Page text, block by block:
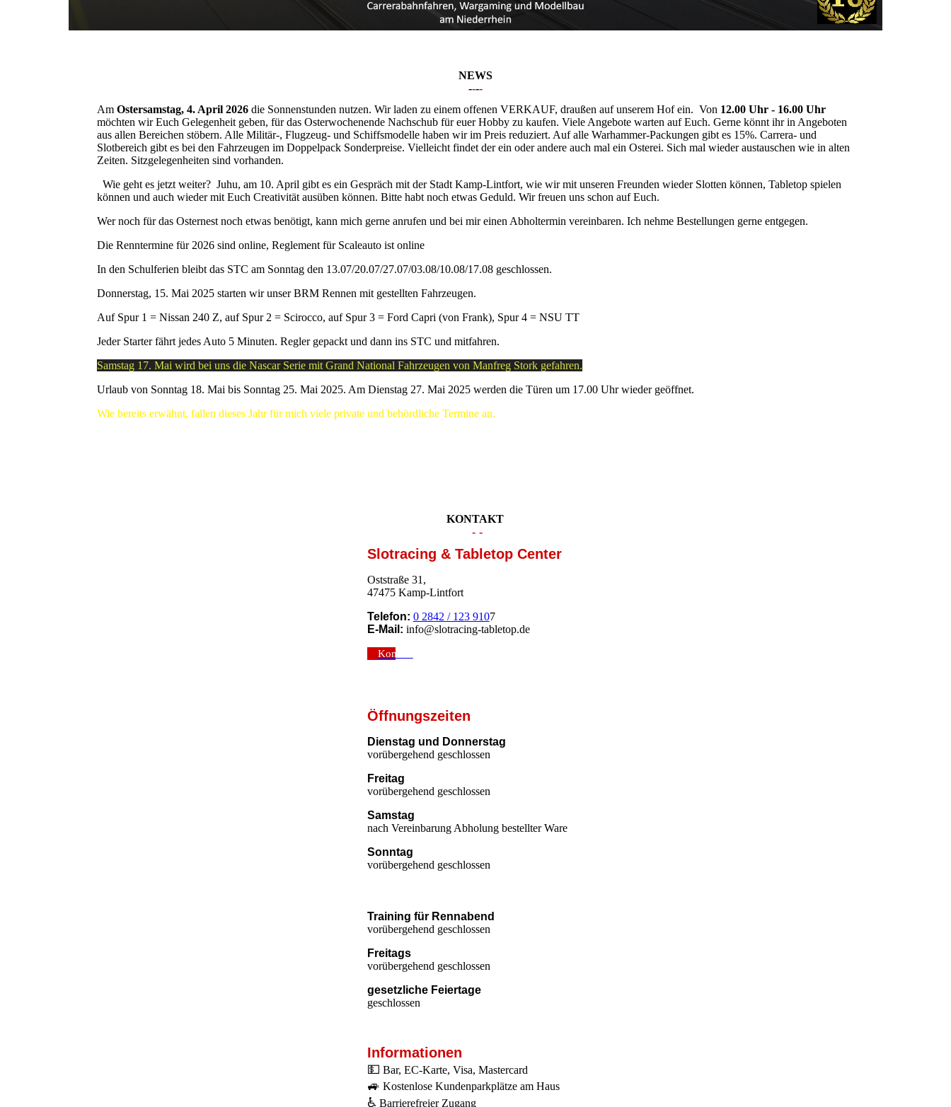
NEWS
----
Am Ostersamstag, 4. April 2026 die Sonnenstunden nutzen. Wir laden zu einem offenen VERKAUF, draußen auf unserem Hof ein. Von 12.00 Uhr - 16.00 Uhr
möchten wir Euch Gelegenheit geben, für das Osterwochenende Nachschub für euer Hobby zu kaufen. Viele Angebote warten auf Euch. Gerne könnt ihr in Angeboten
aus allen Bereichen stöbern. Alle Militär-, Flugzeug- und Schiffsmodelle haben wir im Preis reduziert. Auf alle Warhammer-Packungen gibt es 15%. Carrera- und
Slotbereich gibt es bei den Fahrzeugen im Doppelpack Sonderpreise. Vielleicht findet der ein oder andere auch mal ein Osterei. Sich mal wieder austauschen wie in alten
Zeiten. Sitzgelegenheiten sind vorhanden.
Wie geht es jetzt weiter? Juhu, am 10. April gibt es ein Gespräch mit der Stadt Kamp-Lintfort, wie wir mit unseren Freunden wieder Slotten können, Tabletop spielen
können und auch wieder mit Euch Creativität ausüben können. Bitte habt noch etwas Geduld. Wir freuen uns schon auf Euch.
Wer noch für das Osternest noch etwas benötigt, kann mich gerne anrufen und bei mir einen Abholtermin vereinbaren. Ich nehme Bestellungen gerne entgegen.
Die Renntermine für 2026 sind online, Reglement für Scaleauto ist online
In den Schulferien bleibt das STC am Sonntag den 13.07/20.07/27.07/03.08/10.08/17.08 geschlossen.
Donnerstag, 15. Mai 2025 starten wir unser BRM Rennen mit gestellten Fahrzeugen.
Auf Spur 1 = Nissan 240 Z, auf Spur 2 = Scirocco, auf Spur 3 = Ford Capri (von Frank), Spur 4 = NSU TT
Jeder Starter fährt jedes Auto 5 Minuten. Regler gepackt und dann ins STC und mitfahren.
Samstag 17. Mai wird bei uns die Nascar Serie mit Grand National Fahrzeugen von Manfreg Stork gefahren.
Urlaub von Sonntag 18. Mai bis Sonntag 25. Mai 2025. Am Dienstag 27. Mai 2025 werden die Türen um 17.00 Uhr wieder geöffnet.
Wie bereits erwähnt, fallen dieses Jahr für mich viele private und behördliche Termine an.
KONTAKT
-- -
Slotracing & Tabletop Center
Oststraße 31,
47475 Kamp-Lintfort
Telefon: 0 2842 / 123 9107
E-Mail: info@slotracing-tabletop.de
Kontakt
Öffnungszeiten
Dienstag und Donnerstag
vorübergehend geschlossen
Freitag
vorübergehend geschlossen
Samstag
nach Vereinbarung Abholung bestellter Ware
Sonntag
vorübergehend geschlossen
Training für Rennabend
vorübergehend geschlossen
Freitags
vorübergehend geschlossen
gesetzliche Feiertage
geschlossen
Informationen
💵 Bar, EC-Karte, Visa, Mastercard
🚙 Kostenlose Kundenparkplätze am Haus
♿Barrierefreier Zugang